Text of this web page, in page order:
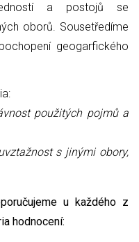
a postojů se
oborů. Sousetředíme
geogarfického
použitých pojmů a
s jinými obory,
u každého z
hodnocení: